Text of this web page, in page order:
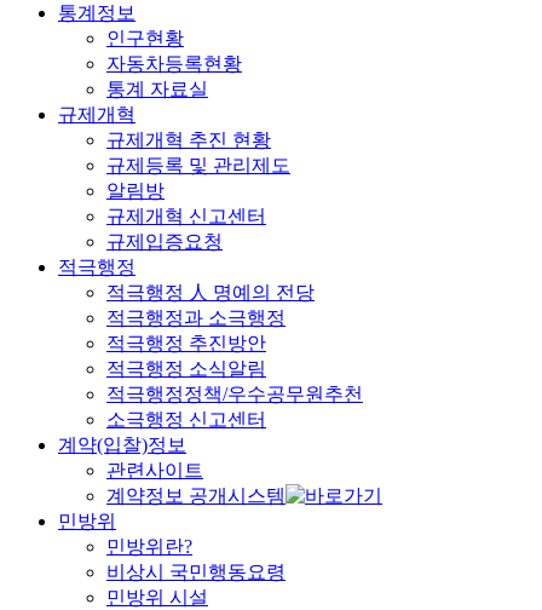
통계정보
인구현황
자동차등록현황
통계 자료실
규제개혁
규제개혁 추진 현황
규제등록 및 관리제도
알림방
규제개혁 신고센터
규제입증요청
적극행정
적극행정 人 명예의 전당
적극행정과 소극행정
적극행정 추진방안
적극행정 소식알림
적극행정정책/우수공무원추천
소극행정 신고센터
계약(입찰)정보
관련사이트
계약정보 공개시스템
민방위
민방위란?
비상시 국민행동요령
민방위 시설